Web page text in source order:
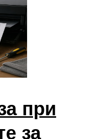
при
за